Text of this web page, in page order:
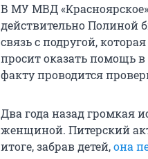
В МУ МВД
действительно Полиной
связь с подругой,
просит оказать помощь
факту проводится
Два года назад громкая
женщиной. Питерский
итоге, забрав детей,она